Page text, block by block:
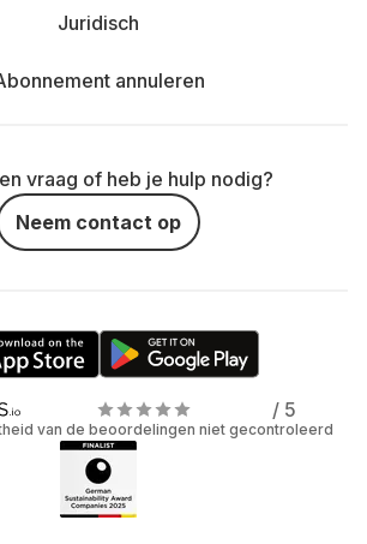
Juridisch
annuleren
vraag of heb je hulp nodig?
Neem contact op
/ 5
van de beoordelingen niet gecontroleerd